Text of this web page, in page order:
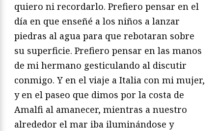
quiero ni recordarlo. Prefiero pensar en el
día en que enseñé a los niños a lanzar
piedras al agua para que rebotaran sobre
su superficie. Prefiero pensar en las manos
de mi hermano gesticulando al discutir
conmigo. Y en el viaje a Italia con mi mujer,
y en el paseo que dimos por la costa de
Amalfi al amanecer, mientras a nuestro
alrededor el mar iba iluminándose y